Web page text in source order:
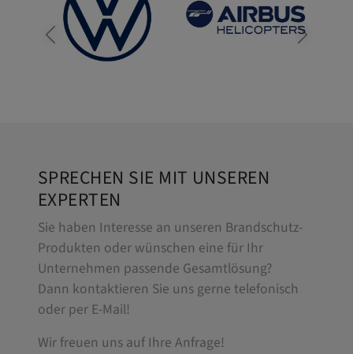
SPRECHEN SIE MIT UNSEREN
EXPERTEN
Sie haben Interesse an unseren Brandschutz-
Produkten oder wünschen eine für Ihr
Unternehmen passende Gesamtlösung?
Dann kontaktieren Sie uns gerne telefonisch
oder per E-Mail!
Wir freuen uns auf Ihre Anfrage!